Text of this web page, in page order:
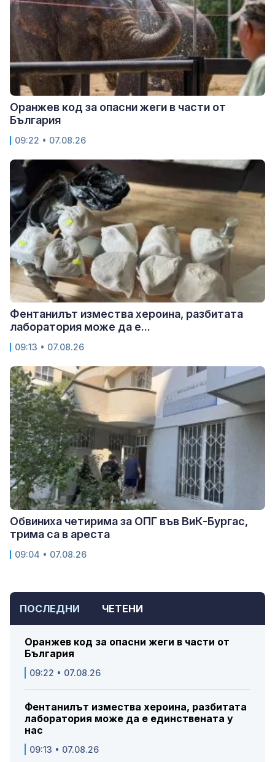
ПОСЛЕДНИ ЧЕТЕНИ
Оранжев код за опасни жеги в части от
България
09:22 • 07.08.26
Фентанилът измества хероина, разбитата
лаборатория може да е единствената у
нас
09:13 • 07.08.26
Оранжев код за опасни жеги в части от
България
09:22 • 07.08.26
Фентанилът измества хероина, разбитата
лаборатория може да е...
09:13 • 07.08.26
Обвиниха четирима за ОПГ във ВиК-Бургас,
трима са в ареста
09:04 • 07.08.26